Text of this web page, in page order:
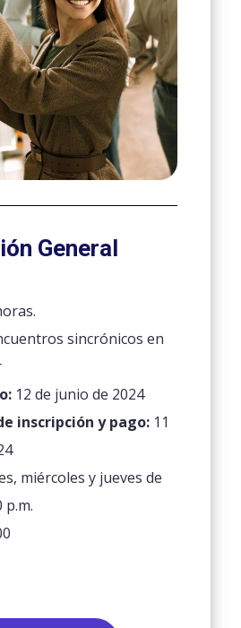
General
sincrónicos en
12 de junio de 2024
inscripción y pago:11
miércoles y jueves de
p.m.